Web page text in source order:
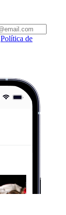
Política de